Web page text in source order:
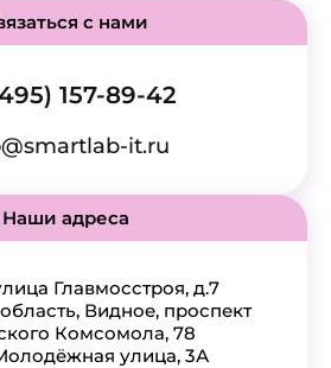
с нами
157-89-42
it.ru
Наши адреса
Главмосстроя, д.7
Видное, проспект
Комсомола, 78
улица, 3А